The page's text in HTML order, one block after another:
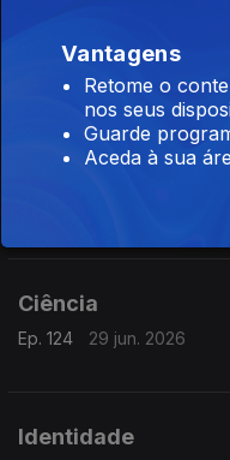
01 jul. 2026
Planeta
Ciência
Ep. 124 29 jun. 2026
Identidade
Vantagens
Retome o
nos seus
Guarde
Aceda à sua